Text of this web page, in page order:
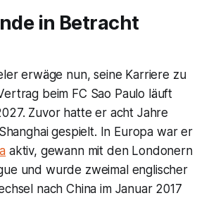
in Betracht
erwäge nun, seine Karriere zu
beim FC Sao Paulo läuft
Zuvor hatte er acht Jahre
gespielt. In Europa war er
aktiv, gewann mit den Londonern
und wurde zweimal englischer
nach China im Januar 2017